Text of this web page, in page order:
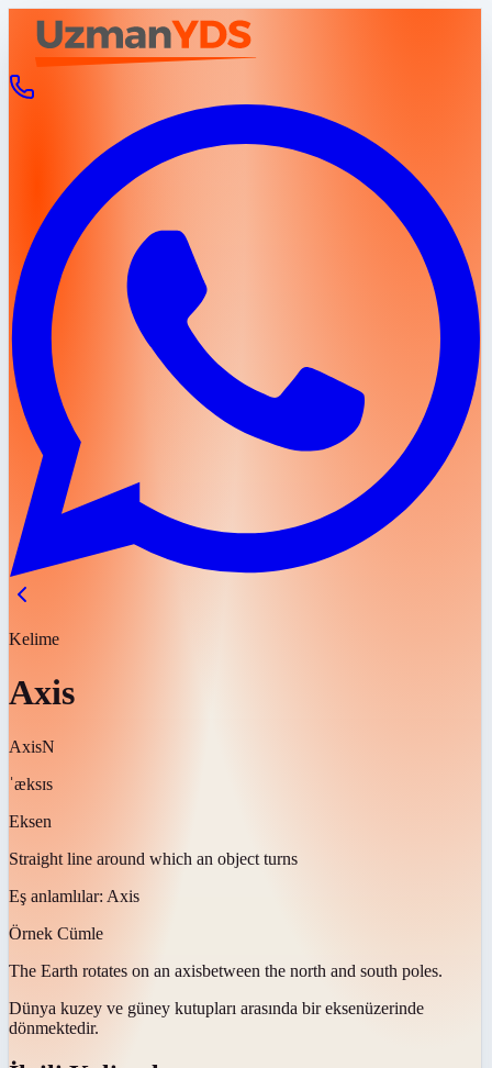
Kelime
Axis
AxisN
ˈæksɪs
Eksen
Straight line around which an object turns
Eş anlamlılar: Axis
Örnek Cümle
The Earth rotates on an axisbetween the north and south poles.
Dünya kuzey ve güney kutupları arasında bir eksenüzerinde
dönmektedir.